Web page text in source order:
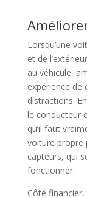
Lorsqu’une
et de
au véhicule,
expérience de
distractions.
le conducteur
qu’il faut
voiture propre
capteurs, qui
fonctionner.
Côté